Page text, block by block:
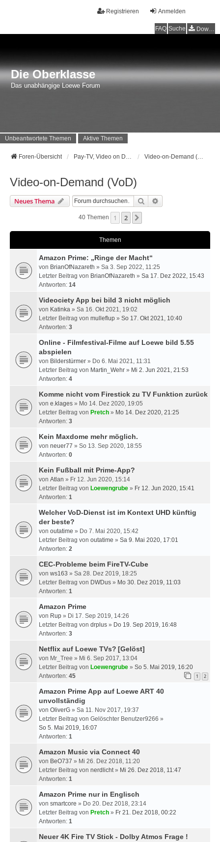
Anmelden
Registrieren
FAQ Suche Downloads
Die Oberklasse
Das unabhängige Loewe Forum
Unbeantwortete Themen Aktive Themen
Foren-Übersicht Pay-TV, Video on Demand sowie alles zu CI, CI+ und Co. Video-on-Demand (VoD)
Video-on-Demand (VoD)
Neues Thema Suche
40 Themen 1 2
Themen
Amazon Prime: „Ringe der Macht“
von BrianOfNazareth » Sa 3. Sep 2022, 11:25
Letzter Beitrag von BrianOfNazareth » Sa 17. Dez 2022, 15:43
Antworten: 14
Videociety App bei bild 3 nicht möglich
von Katinka » Sa 16. Okt 2021, 19:02
Letzter Beitrag von mulleflup » So 17. Okt 2021, 10:40
Antworten: 3
Online - Filmfestival-Filme auf Loewe bild 5.55
abspielen
von Bilderstürmer » Do 6. Mai 2021, 11:31
Letzter Beitrag von Martin_Wehr » Mi 2. Jun 2021, 21:53
Antworten: 4
Komme nicht vom Firestick zu TV Funktion zurück
von e.klages » Mo 14. Dez 2020, 19:05
Letzter Beitrag von Pretch » Mo 14. Dez 2020, 21:25
Antworten: 3
Kein Maxdome mehr möglich.
von neuer77 » So 13. Sep 2020, 18:55
Antworten: 0
Kein Fußball mit Prime-App?
von Atlan » Fr 12. Jun 2020, 15:14
Letzter Beitrag von Loewengrube » Fr 12. Jun 2020, 15:41
Antworten: 1
Welcher VoD-Dienst ist im Kontext UHD künftig
der beste?
von outatime » Do 7. Mai 2020, 15:42
Letzter Beitrag von outatime » Sa 9. Mai 2020, 17:01
Antworten: 2
CEC-Probleme beim FireTV-Cube
von ws163 » Sa 28. Dez 2019, 18:25
Letzter Beitrag von DWDus » Mo 30. Dez 2019, 11:03
Antworten: 1
Amazon Prime
von Rup » Di 17. Sep 2019, 14:26
Letzter Beitrag von drplus » Do 19. Sep 2019, 16:48
Antworten: 3
Netflix auf Loewe TVs? [Gelöst]
von Mr_Tree » Mi 6. Sep 2017, 13:04
Letzter Beitrag von Loewengrube » So 5. Mai 2019, 16:20
Antworten: 45 1 2
Amazon Prime App auf Loewe ART 40
unvollständig
von OliverG » Sa 11. Nov 2017, 19:37
Letzter Beitrag von Gelöschter Benutzer9266 »
So 5. Mai 2019, 16:07
Antworten: 1
Amazon Music via Connect 40
von BeO737 » Mi 26. Dez 2018, 11:20
Letzter Beitrag von nerdlicht» Mi 26. Dez 2018, 11:47
Antworten: 1
Amazon Prime nur in Englisch
von smartcore » Do 20. Dez 2018, 23:14
Letzter Beitrag von Pretch » Fr 21. Dez 2018, 00:22
Antworten: 1
Neuer 4K Fire TV Stick - Dolby Atmos Frage !